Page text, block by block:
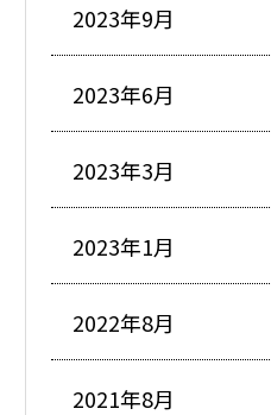
2023年9月
2023年6月
2023年3月
2023年1月
2022年8月
2021年8月